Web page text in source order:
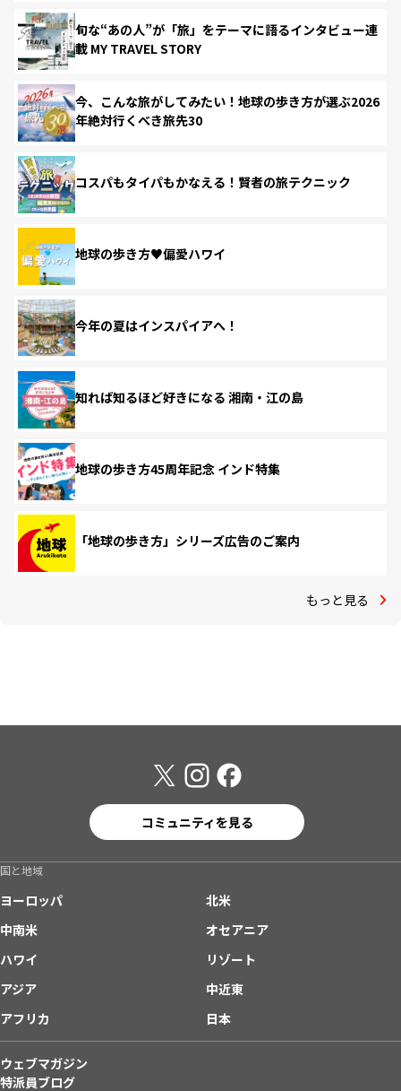
旬な“あの人”が「旅」をテーマに語るインタビュー連
載 MY TRAVEL STORY
今、こんな旅がしてみたい！地球の歩き方が選ぶ2026
年絶対行くべき旅先30
コスパもタイパもかなえる！賢者の旅テクニック
地球の歩き方♥偏愛ハワイ
今年の夏はインスパイアへ！
知れば知るほど好きになる 湘南・江の島
地球の歩き方45周年記念 インド特集
「地球の歩き方」シリーズ広告のご案内
もっと見る
コミュニティを見る
国と地域
ヨーロッパ
北米
中南米
オセアニア
ハワイ
リゾート
アジア
中近東
アフリカ
日本
ウェブマガジン
特派員ブログ